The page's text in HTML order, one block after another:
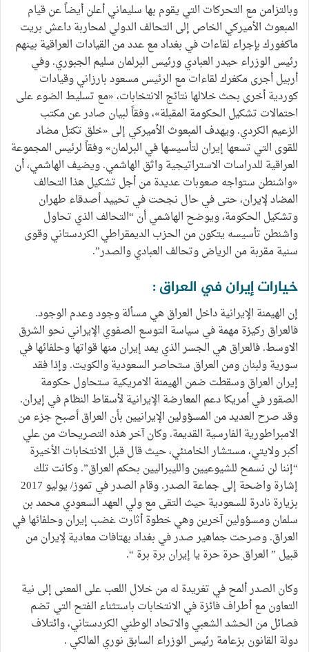
وبالتزامن مع التحركات التي يقوم بها سليماني أعلن أيضاً عن قيام
المبعوث الأميركي الخاص إلى التحالف الدولي لمحاربة داعش بريت
ماكغورك بإجراء لقاءات في بغداد مع عدد من القيادات العراقية بينهم
رئيس الوزراء حيدر العبادي ورئيس البرلمان سليم الجبوري. وفي
أربيل أجرى مكغرك لقاءات مع الرئيس مسعود بارزاني وقيادات
كوردية أخرى بحث خلالها نتائج الانتخابات، «مع تسليط الضوء على
احتمالات تشكيل الحكومة المقبلة»، وفقاً لبيان صادر عن مكتب
الزعيم الكردي. ويهدف المبعوث الأميركي إلى «خلق تكتل مضاد
للقوى التي تسعها إيران لتأسيسها في البرلمان» وفقاً لرئيس المجموعة
العراقية للدراسات الاستراتيجية واثق الهاشمي. ويضيف الهاشمي، أن
«واشنطن ستواجه صعوبات عديدة من أجل تشكيل هذا التحالف
المضاد لإيران، حتى في حال نجحت في تحييد أصدقاء طهران
وتشكيل الحكومة، ويوضح الهاشمي أن “التحالف الذي تحاول
واشنطن تأسيسه يتكون من الحزب الديمقراطي الكردستاني وقوى
سنية مقربة من الرياض وتحالف العبادي والصدر”.
خيارات إيران في العراق :
إن الهيمنة الإيرانية داخل العراق هي مسألة وجود وعدم الوجود.
فالعراق ركيزة مهمة في سياسة التوسع الصفوي الإيراني نحو الشرق
الاوسط. فالعراق هي الجسر الذي يمد إيران منها قواتها وحلفائها في
سورية ولبنان ومن العراق ستحاصر السعودية والكويت. وإذا فقد
إيران العراق وسقطت ضمن الهيمنة الامريكية ستحاول حكومة
الصقور في أمريكا دعم المعارضة الإيرانية لأسقاط النظام في إيران.
وقد صرح العديد من المسؤولين الإيرانيين بأن العراق أصبح جزء من
الامبراطورية الفارسية القديمة. وكان آخر هذه التصريحات من علي
أكبر ولايتي، مستشار الخامنئي، حيث قال قبل الانتخابات الأخيرة
“إننا لن نسمح للشيوعيين والليبراليين بحكم العراق”. وكانت تلك
إشارة واضحة إلى جماعة الصدر. وقام الصدر في تموز/ يوليو 2017
بزيارة نادرة للسعودية حيث التقى مع ولي العهد السعودي محمد بن
سلمان ومسؤولين آخرين وهي خطوة أثارت غضب إيران وحلفائها في
العراق. وصرحت جماهير صدر في بغداد بهتافات معادية لإيران من
قبيل ” العراق حرة حرة يا إيران برة برة “.
وكان الصدر ألمح في تغريدة له من خلال اللعب على المعنى إلى نية
التعاون مع أطراف فائزة في الانتخابات باستثناء الفتح التي تضم
فصائل من الحشد الشعبي والاتحاد الوطني الكردستاني، وائتلاف
دولة القانون بزعامة رئيس الوزراء السابق نوري المالكي .